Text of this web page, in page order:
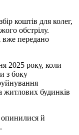
коштів для колег,
обстрілу.
вже передано
2025 року, коли
з боку
житлових будинків
й